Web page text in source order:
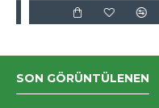
SON GÖRÜNTÜLENEN